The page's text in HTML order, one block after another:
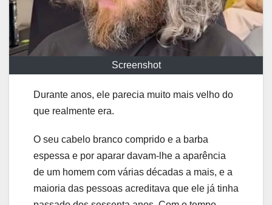
Screenshot
Durante anos, ele parecia muito mais velho do
que realmente era.
O seu cabelo branco comprido e a barba
espessa e por aparar davam-lhe a aparência
de um homem com várias décadas a mais, e a
maioria das pessoas acreditava que ele já tinha